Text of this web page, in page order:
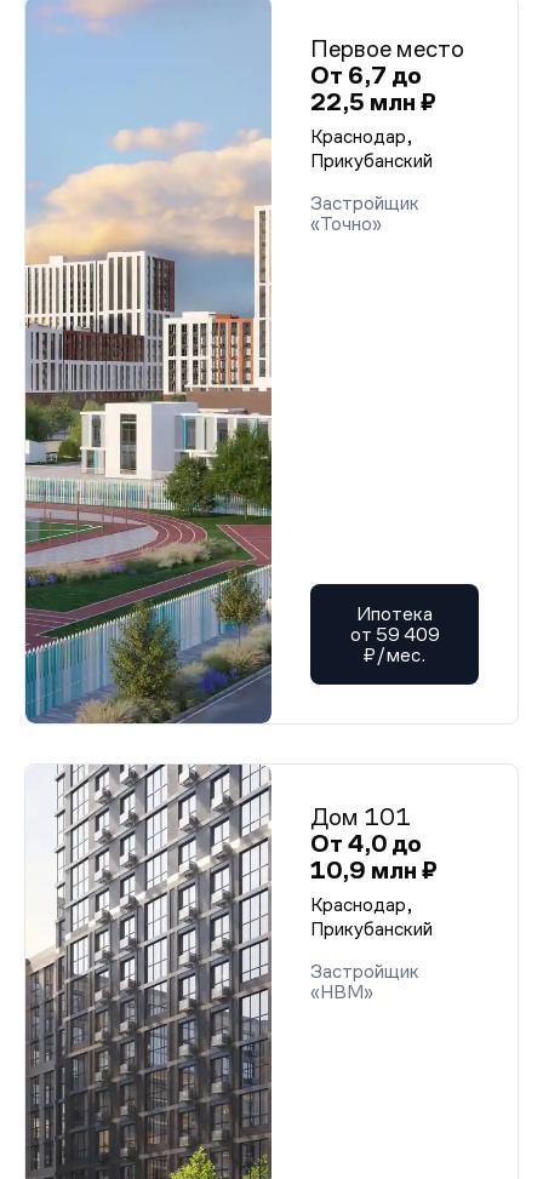
Первое место
От 6,7 до
22,5 млн ₽
Краснодар,
Прикубанский
Застройщик
«Точно»
Ипотека
от 59 409
₽/мес.
Дом 101
От 4,0 до
10,9 млн ₽
Краснодар,
Прикубанский
Застройщик
«НВМ»